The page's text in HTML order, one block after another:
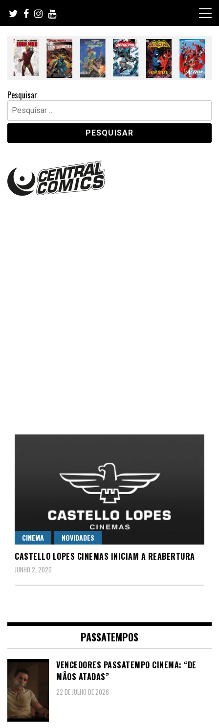
content
Pesquisar
Pesquisar
por:
Central Comics
CINEMA NOVIDADES
CASTELLO LOPES CINEMAS INICIAM A REABERTURA
JUNHO 2, 2020
PASSATEMPOS
VENCEDORES PASSATEMPO CINEMA: “DE
MÃOS ATADAS”
22 DE JULHO DE 2026